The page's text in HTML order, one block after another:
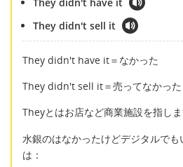
They didn't sell it
They didn't have it＝なかった
They didn't sell it＝売ってなかった
Theyとはお店など商業施設を指しま
水銀のはなかったけどデジタルで
は：